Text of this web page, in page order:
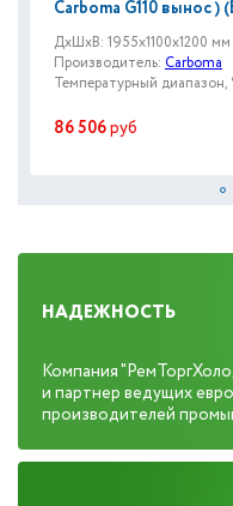
Carboma G110 вынос
ДxШxВ: 1955x1100x1200 мм
Производитель: Carboma
Температурный диапазон,
86 506руб
НАДЕЖНОСТЬ
Компания
и партнер ведущих
производителей